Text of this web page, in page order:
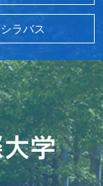
シラバス